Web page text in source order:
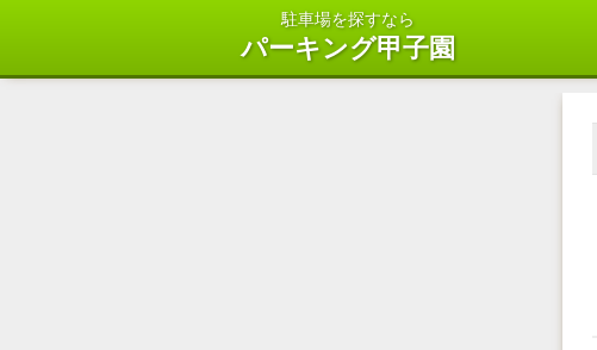
駐車場を探すなら
パーキング甲子園